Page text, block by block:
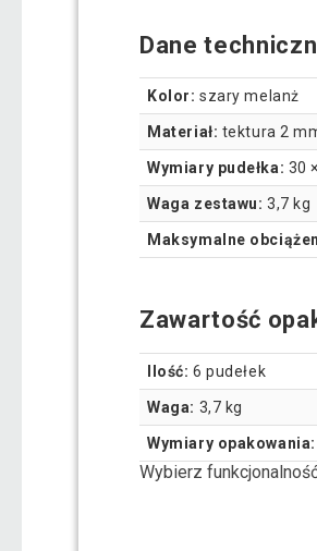
Dane
Kolor: szary melanż
Materiał: tektura 2
Wymiary pudełka: 30
Waga zestawu: 3,7 kg
Maksymalne
Zawartość
Ilość: 6 pudełek
Waga: 3,7 kg
Wymiary opakowania:
Wybierz